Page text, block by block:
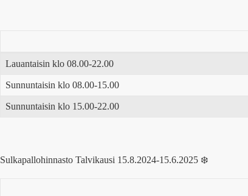
Lauantaisin klo 08.00-22.00
Sunnuntaisin klo 08.00-15.00
Sunnuntaisin klo 15.00-22.00
Sulkapallohinnasto Talvikausi 15.8.2024-15.6.2025 ❄️